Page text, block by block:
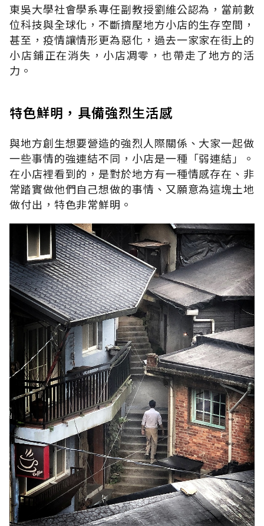
東吳大學社會學系專任副教授劉維公認為，當前數
位科技與全球化，不斷擠壓地方小店的生存空間，
甚至，疫情讓情形更為惡化，過去一家家在街上的
小店鋪正在消失，小店凋零，也帶走了地方的活
力。
特色鮮明，具備強烈生活感
與地方創生想要營造的強烈人際關係、大家一起做
一些事情的強連結不同，小店是一種「弱連結」。
在小店裡看到的，是對於地方有一種情感存在、非
常踏實做他們自己想做的事情、又願意為這塊土地
做付出，特色非常鮮明。